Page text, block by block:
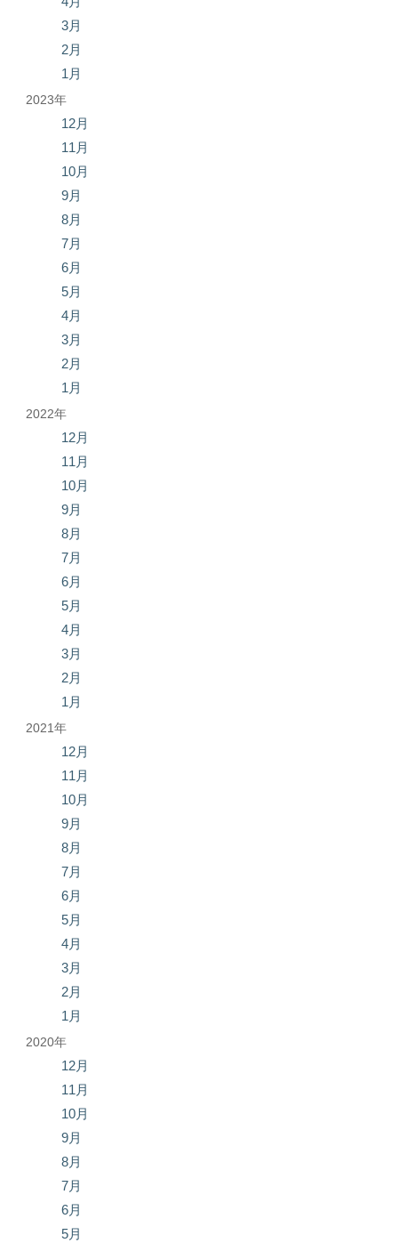
3月
2月
1月
2023年
12月
11月
10月
9月
8月
7月
6月
5月
4月
3月
2月
1月
2022年
12月
11月
10月
9月
8月
7月
6月
5月
4月
3月
2月
1月
2021年
12月
11月
10月
9月
8月
7月
6月
5月
4月
3月
2月
1月
2020年
12月
11月
10月
9月
8月
7月
6月
5月